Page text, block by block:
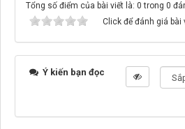
Tổng số điểm của bài viết là: 0 trong 0
Click để đánh giá bài
Ý kiến bạn đọc